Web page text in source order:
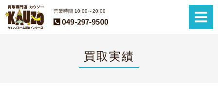
営業時間 10:00～20:00
買取実績